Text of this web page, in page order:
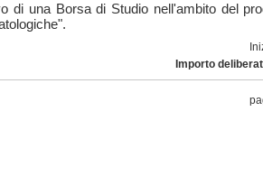
di una Borsa di Studio nell'ambito del
Importo